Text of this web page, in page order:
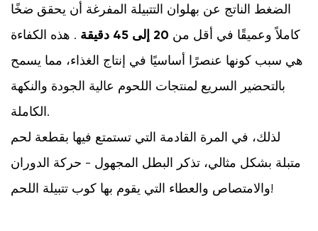
الضغط الناتج عن بهلوان التتبيلة المفرغة أن يحقق ضخًا
كاملاً وعميقًا في أقل من 20 إلى 45 دقيقة
. هذه الكفاءة
هي سبب كونها عنصرًا أساسيًا في إنتاج الغذاء، مما يسمح
بالتحضير السريع لمنتجات اللحوم عالية الجودة والنكهة
الكاملة.
لذلك، في المرة القادمة التي تستمتع فيها بقطعة لحم
متبلة بشكل مثالي، تذكر البطل المجهول - حركة الدوران
والامتصاص والعطاء التي يقوم بها كوب تتبيلة اللحم!